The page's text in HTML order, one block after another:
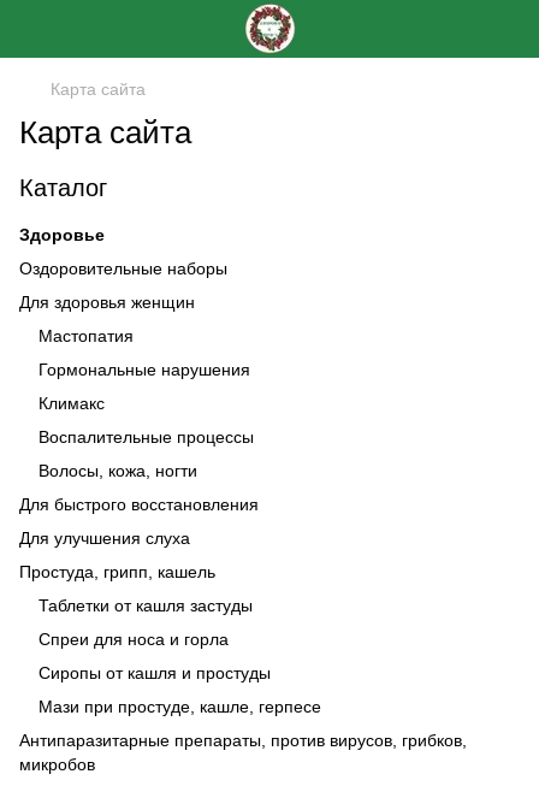
Карта сайта
Карта сайта
Каталог
Здоровье
Оздоровительные наборы
Для здоровья женщин
Мастопатия
Гормональные нарушения
Климакс
Воспалительные процессы
Волосы, кожа, ногти
Для быстрого восстановления
Для улучшения слуха
Простуда, грипп, кашель
Таблетки от кашля застуды
Спреи для носа и горла
Сиропы от кашля и простуды
Мази при простуде, кашле, герпесе
Антипаразитарные препараты, против вирусов, грибков,
микробов